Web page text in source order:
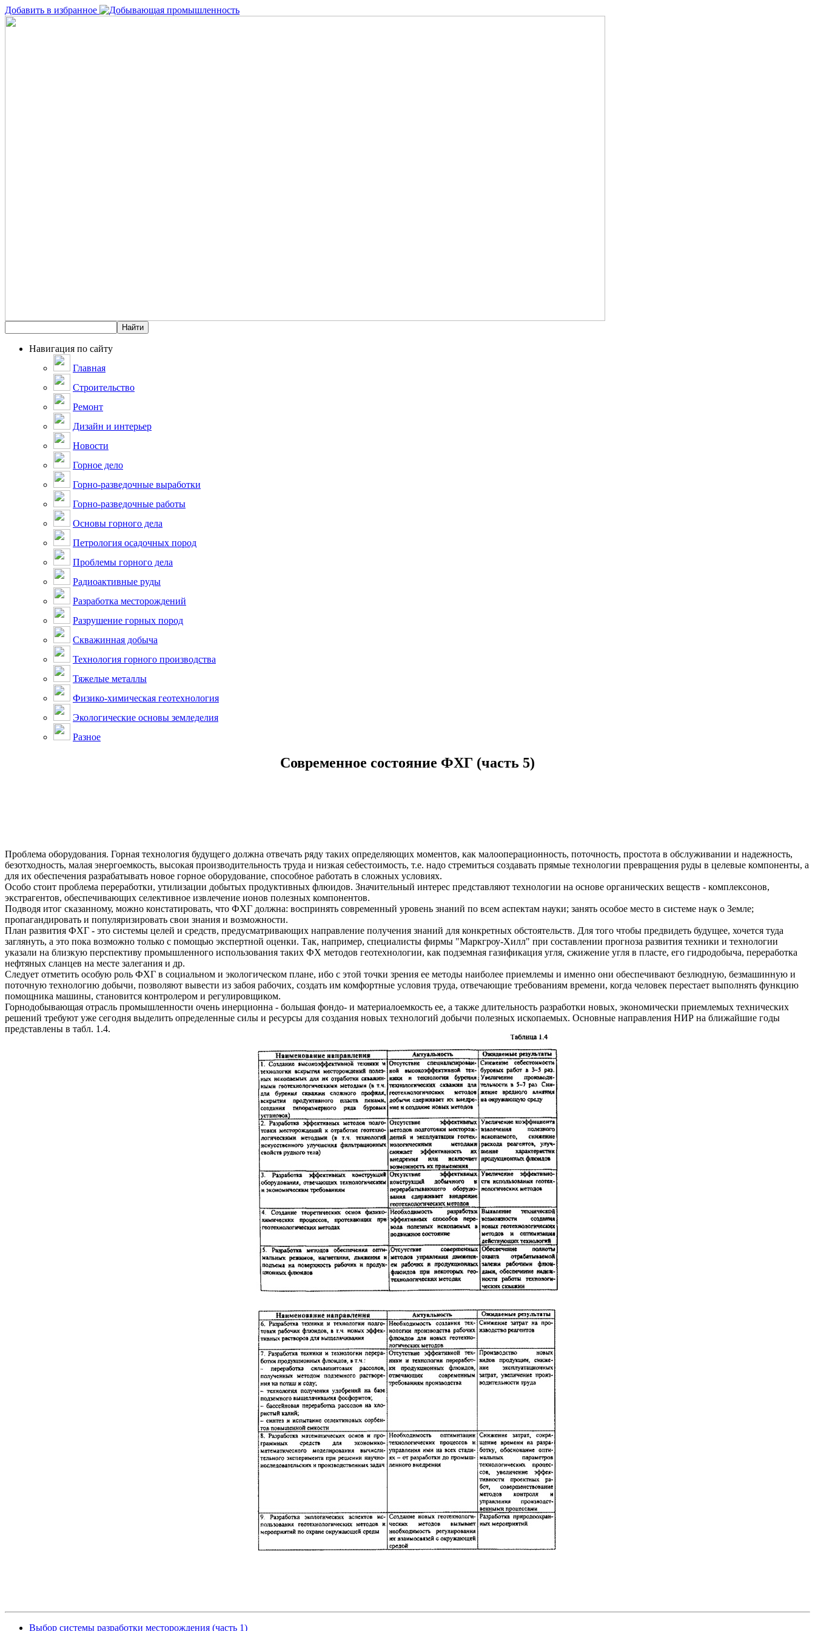
Добавить в избранное
Навигация по сайту
Главная
Строительство
Ремонт
Дизайн и интерьер
Новости
Горное дело
Горно-разведочные выработки
Горно-разведочные работы
Основы горного дела
Петрология осадочных пород
Проблемы горного дела
Радиоактивные руды
Разработка месторождений
Разрушение горных пород
Скважинная добыча
Технология горного производства
Тяжелые металлы
Физико-химическая геотехнология
Экологические основы земледелия
Разное
Современное состояние ФХГ (часть 5)
Проблема оборудования. Горная технология будущего должна отвечать ряду таких определяющих моментов, как малооперационность, поточность, простота в обслуживании и надежность,
безотходность, малая энергоемкость, высокая производительность труда и низкая себестоимость, т.е. надо стремиться создавать прямые технологии превращения руды в целевые компоненты, а
для их обеспечения разрабатывать новое горное оборудование, способное работать в сложных условиях.
Особо стоит проблема переработки, утилизации добытых продуктивных флюидов. Значительный интерес представляют технологии на основе органических веществ - комплексонов,
экстрагентов, обеспечивающих селективное извлечение ионов полезных компонентов.
Подводя итог сказанному, можно констатировать, что ФХГ должна: воспринять современный уровень знаний по всем аспектам науки; занять особое место в системе наук о Земле;
пропагандировать и популяризировать свои знания и возможности.
План развития ФХГ - это системы целей и средств, предусматривающих направление получения знаний для конкретных обстоятельств. Для того чтобы предвидеть будущее, хочется туда
заглянуть, а это пока возможно только с помощью экспертной оценки. Так, например, специалисты фирмы "Маркгроу-Хилл" при составлении прогноза развития техники и технологии
указали на близкую перспективу промышленного использования таких ФХ методов геотехнологии, как подземная газификация угля, сжижение угля в пласте, его гидродобыча, переработка
нефтяных сланцев на месте залегания и др.
Следует отметить особую роль ФХГ в социальном и экологическом плане, ибо с этой точки зрения ее методы наиболее приемлемы и именно они обеспечивают безлюдную, безмашинную и
поточную технологию добычи, позволяют вывести из забоя рабочих, создать им комфортные условия труда, отвечающие требованиям времени, когда человек перестает выполнять функцию
помощника машины, становится контролером и регулировщиком.
Горнодобывающая отрасль промышленности очень инерционна - большая фондо- и материалоемкость ее, а также длительность разработки новых, экономически приемлемых технических
решений требуют уже сегодня выделить определенные силы и ресурсы для создания новых технологий добычи полезных ископаемых. Основные направления НИР на ближайшие годы
представлены в табл. 1.4.
Выбор системы разработки месторождения (часть 1)